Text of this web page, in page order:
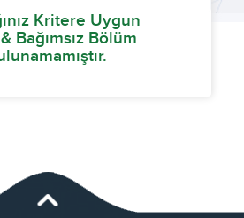
Kritere Uygun
Bağımsız Bölüm